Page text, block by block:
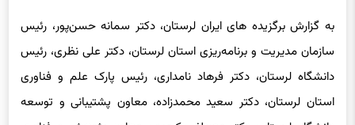
سازمان مدیریت و برنامه‌ریزی استان لرستان، دکتر علی نظری، رئیس
دانشگاه لرستان، دکتر فرهاد نامداری، رئیس پارک علم و فناوری
استان لرستان، دکتر سعید محمدزاده، معاون پشتیبانی و توسعه
دانشگاه لرستان، دکتر مصطفی کرم‌پور، معاون پژوهش و فناوری